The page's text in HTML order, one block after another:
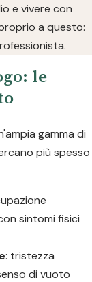
e vivere con
a questo:
le
gamma di
più spesso
sintomi fisici
: tristezza
di vuoto